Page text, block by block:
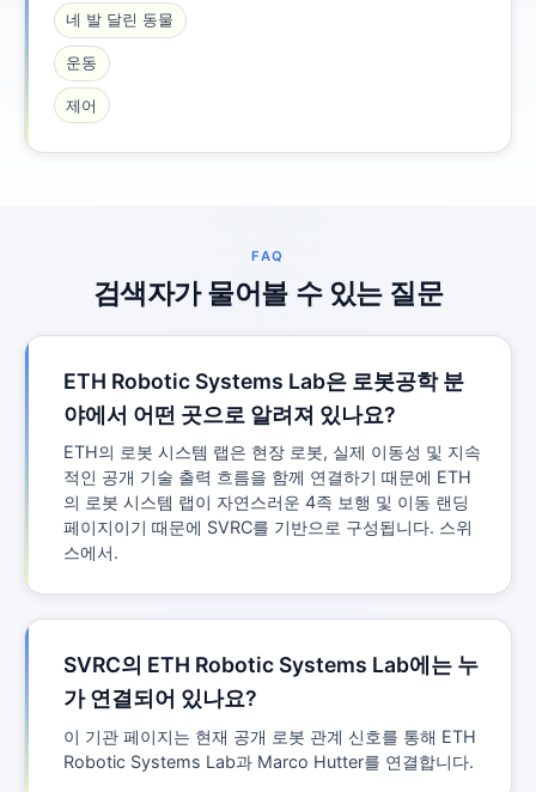
네 발 달린 동물
운동
제어
FAQ
검색자가 물어볼 수 있는 질문
ETH Robotic Systems Lab은 로봇공학 분
야에서 어떤 곳으로 알려져 있나요?
ETH의 로봇 시스템 랩은 현장 로봇, 실제 이동성 및 지속
적인 공개 기술 출력 흐름을 함께 연결하기 때문에 ETH
의 로봇 시스템 랩이 자연스러운 4족 보행 및 이동 랜딩
페이지이기 때문에 SVRC를 기반으로 구성됩니다. 스위
스에서.
SVRC의 ETH Robotic Systems Lab에는 누
가 연결되어 있나요?
이 기관 페이지는 현재 공개 로봇 관계 신호를 통해 ETH
Robotic Systems Lab과 Marco Hutter를 연결합니다.